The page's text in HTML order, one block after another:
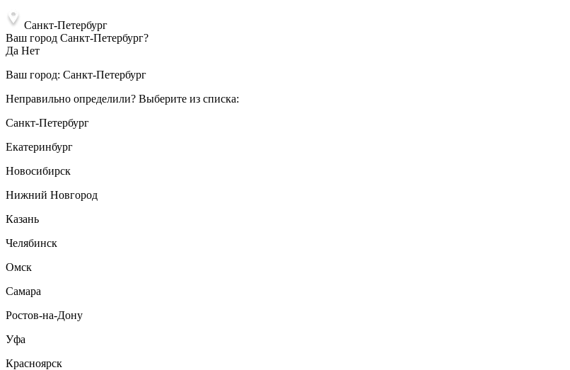
Санкт-Петербург
Ваш город Санкт-Петербург?
Да Нет
Ваш город: Санкт-Петербург
Неправильно определили? Выберите из списка:
Санкт-Петербург
Екатеринбург
Новосибирск
Нижний Новгород
Казань
Челябинск
Омск
Самара
Ростов-на-Дону
Уфа
Красноярск